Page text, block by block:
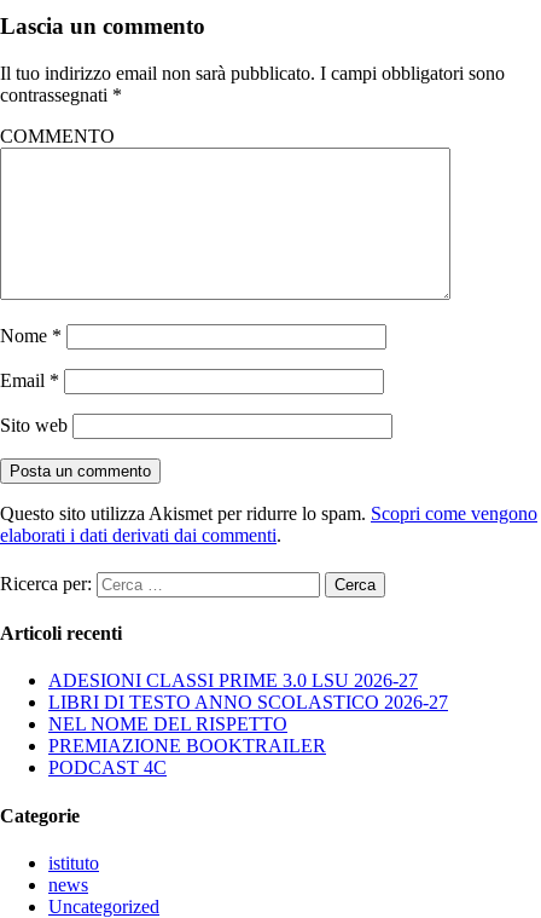
Lascia un commento
Il tuo indirizzo email non sarà pubblicato. I campi obbligatori sono
contrassegnati *
COMMENTO
Nome *
Email *
Sito web
Questo sito utilizza Akismet per ridurre lo spam. Scopri come vengono
elaborati i dati derivati dai commenti.
Ricerca per:
Articoli recenti
ADESIONI CLASSI PRIME 3.0 LSU 2026-27
LIBRI DI TESTO ANNO SCOLASTICO 2026-27
NEL NOME DEL RISPETTO
PREMIAZIONE BOOKTRAILER
PODCAST 4C
Categorie
istituto
news
Uncategorized